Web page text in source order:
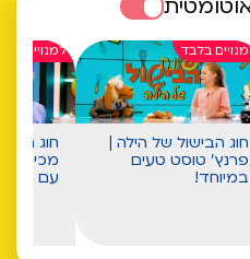
חוג הבישול של הילה |
פרנץ' טוסט טעים
במיוחד!
חוג
מכינים
עם הילה